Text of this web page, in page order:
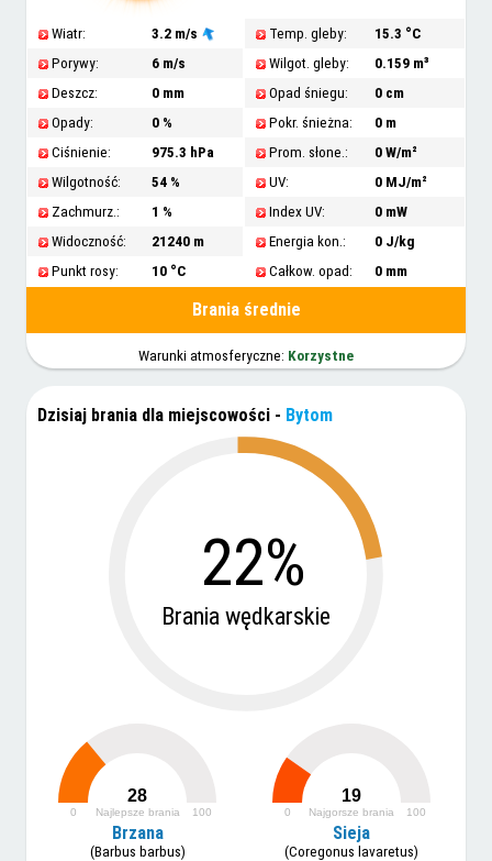
Wiatr:
3.2 m/s
Porywy:
6 m/s
Deszcz:
0 mm
Opady:
0 %
Ciśnienie:
975.3 hPa
Wilgotność:
54 %
Zachmurz.:
1 %
Widoczność:
21240 m
Punkt rosy:
10 °C
Temp. gleby:
15.3 °C
Wilgot. gleby:
0.159 m³
Opad śniegu:
0 cm
Pokr. śnieżna:
0 m
Prom. słone.:
0 W/m²
UV:
0 MJ/m²
Index UV:
0 mW
Energia kon.:
0 J/kg
Całkow. opad:
0 mm
Brania średnie
Warunki atmosferyczne: Korzystne
Dzisiaj brania dla miejscowości - Bytom
22%
Brania wędkarskie
28
Najlepsze brania
0 100
Brzana
(Barbus barbus)
19
Najgorsze brania
0 100
Sieja
(Coregonus lavaretus)